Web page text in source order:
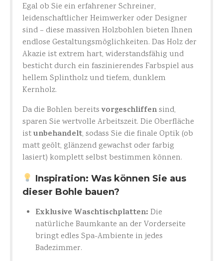
Egal ob Sie ein erfahrener Schreiner,
leidenschaftlicher Heimwerker oder Designer
sind – diese massiven Holzbohlen bieten Ihnen
endlose Gestaltungsmöglichkeiten. Das Holz der
Akazie ist extrem hart, widerstandsfähig und
besticht durch ein faszinierendes Farbspiel aus
hellem Splintholz und tiefem, dunklem
Kernholz.
Da die Bohlen bereitsvorgeschliffensind,
sparen Sie wertvolle Arbeitszeit. Die Oberfläche
istunbehandelt, sodass Sie die finale Optik (ob
matt geölt, glänzend gewachst oder farbig
lasiert) komplett selbst bestimmen können.
Inspiration: Was können Sie aus
dieser Bohle bauen?
Exklusive Waschtischplatten: Die
natürliche Baumkante an der Vorderseite
bringt edles Spa-Ambiente in jedes
Badezimmer.